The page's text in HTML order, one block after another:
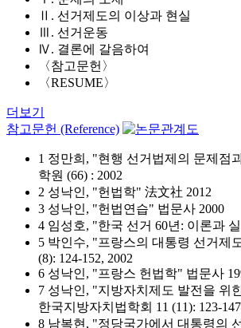
Ⅱ. 선거제도의 이상과 현실
Ⅲ. 선거운동
Ⅳ. 결론에 갈음하여
〈참고문헌〉
〈RESUME〉
더보기
참고문헌 (Reference)
1 정만희, "현행 선거법제의 문제점
학원 (66) : 2002
2 성낙인, "헌법학" 法文社 2012
3 성낙인, "헌법연습" 법문사 2000
4 임성호, "한국 선거 60년: 이론과
5 박인수, "프랑스의 대통령 선거제
(8): 124-152, 2002
6 성낙인, "프랑스 헌법학" 법문사
7 성낙인, "지방자치제도 발전을 위
한국지방자치법학회 11 (11): 123-
8 남복현, "정당국가에서 대통령의